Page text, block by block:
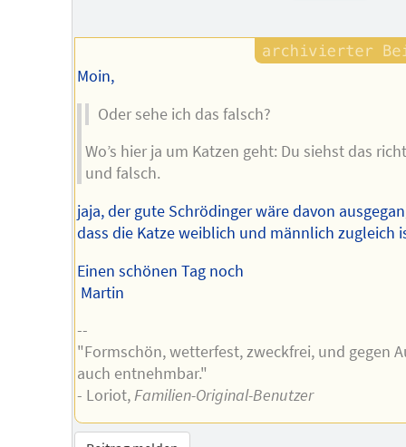
Moin,
Oder sehe ich das falsch?
Wo’s hier ja um Katzen geht: Du siehst das
und falsch.
jaja, der gute Schrödinger wäre davon
dass die Katze weiblich und männlich zugleich
Einen schönen Tag noch
Martin
--
"Formschön, wetterfest, zweckfrei, und gegen
auch entnehmbar."
- Loriot,Familien-Original-Benutzer